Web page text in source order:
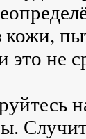
кожи,
это не